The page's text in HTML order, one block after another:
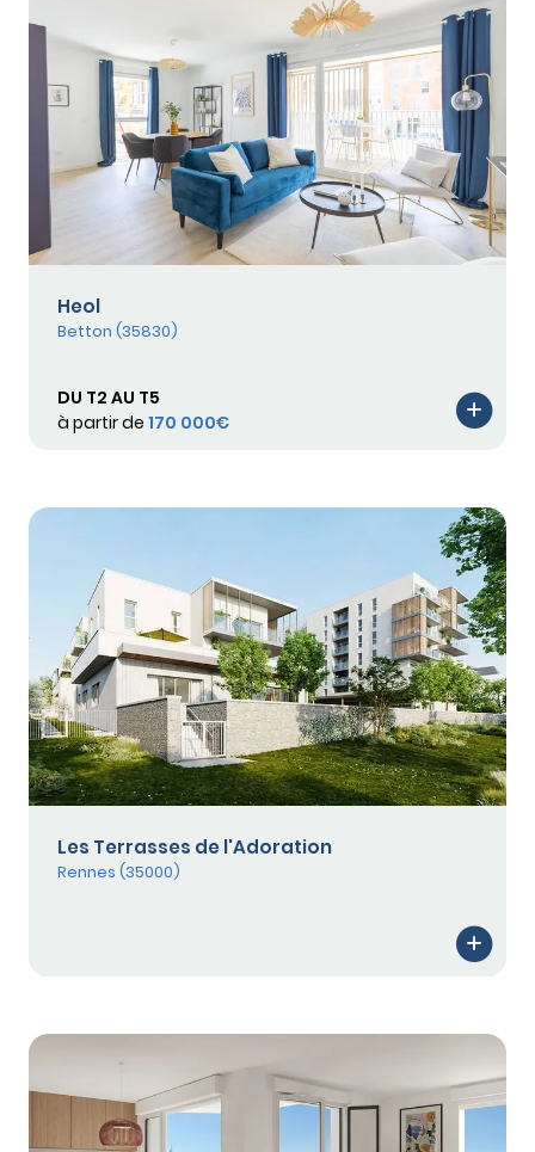
Heol
Betton (35830)
DU T2 AU T5
à partir de 170 000€
Les Terrasses de l'Adoration
Rennes (35000)